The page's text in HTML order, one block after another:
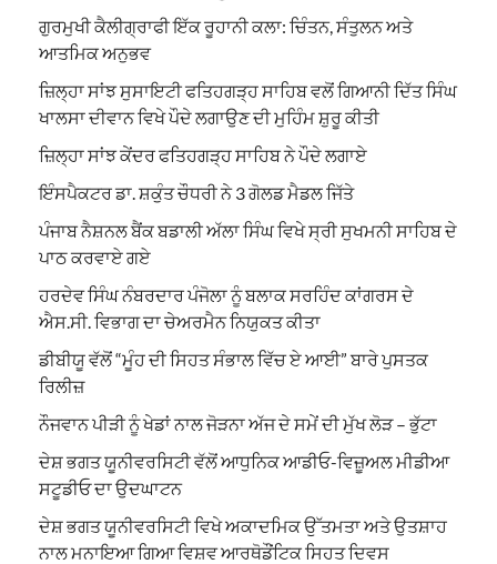
ਗੁਰਮੁਖੀ ਕੈਲੀਗ੍ਰਾਫੀ ਇੱਕ ਰੂਹਾਨੀ ਕਲਾ: ਚਿੰਤਨ, ਸੰਤੁਲਨ ਅਤੇ
ਆਤਮਿਕ ਅਨੁਭਵ
ਜ਼ਿਲ੍ਹਾ ਸਾਂਝ ਸੁਸਾਇਟੀ ਫਤਿਹਗੜ੍ਹ ਸਾਹਿਬ ਵਲੋਂ ਗਿਆਨੀ ਦਿੱਤ ਸਿੰਘ
ਖਾਲਸਾ ਦੀਵਾਨ ਵਿਖੇ ਪੌਦੇ ਲਗਾਉਣ ਦੀ ਮੁਹਿੰਮ ਸ਼ੁਰੂ ਕੀਤੀ
ਜ਼ਿਲ੍ਹਾ ਸਾਂਝ ਕੇਂਦਰ ਫਤਿਹਗੜ੍ਹ ਸਾਹਿਬ ਨੇ ਪੌਦੇ ਲਗਾਏ
ਇੰਸਪੈਕਟਰ ਡਾ. ਸ਼ਕੁੰਤ ਚੌਧਰੀ ਨੇ 3 ਗੋਲਡ ਮੈਡਲ ਜਿੱਤੇ
ਪੰਜਾਬ ਨੈਸ਼ਨਲ ਬੈਂਕ ਬਡਾਲੀ ਅੱਲਾ ਸਿੰਘ ਵਿਖੇ ਸ੍ਰੀ ਸੁਖਮਨੀ ਸਾਹਿਬ ਦੇ
ਪਾਠ ਕਰਵਾਏ ਗਏ
ਹਰਦੇਵ ਸਿੰਘ ਨੰਬਰਦਾਰ ਪੰਜੋਲਾ ਨੂੰ ਬਲਾਕ ਸਰਹਿੰਦ ਕਾਂਗਰਸ ਦੇ
ਐਸ.ਸੀ. ਵਿਭਾਗ ਦਾ ਚੇਅਰਮੈਨ ਨਿਯੁਕਤ ਕੀਤਾ
ਡੀਬੀਯੂ ਵੱਲੋਂ “ਮੂੰਹ ਦੀ ਸਿਹਤ ਸੰਭਾਲ ਵਿੱਚ ਏ ਆਈ” ਬਾਰੇ ਪੁਸਤਕ
ਰਿਲੀਜ਼
ਨੌਜਵਾਨ ਪੀੜੀ ਨੂੰ ਖੇਡਾਂ ਨਾਲ ਜੋੜਨਾ ਅੱਜ ਦੇ ਸਮੇਂ ਦੀ ਮੁੱਖ ਲੋੜ – ਭੁੱਟਾ
ਦੇਸ਼ ਭਗਤ ਯੂਨੀਵਰਸਿਟੀ ਵੱਲੋਂ ਆਧੁਨਿਕ ਆਡੀਓ-ਵਿਜ਼ੂਅਲ ਮੀਡੀਆ
ਸਟੂਡੀਓ ਦਾ ਉਦਘਾਟਨ
ਦੇਸ਼ ਭਗਤ ਯੂਨੀਵਰਸਿਟੀ ਵਿਖੇ ਅਕਾਦਮਿਕ ਉੱਤਮਤਾ ਅਤੇ ਉਤਸ਼ਾਹ
ਨਾਲ ਮਨਾਇਆ ਗਿਆ ਵਿਸ਼ਵ ਆਰਥੋਡੌਂਟਿਕ ਸਿਹਤ ਦਿਵਸ